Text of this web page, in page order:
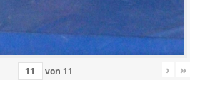
von 11 › »